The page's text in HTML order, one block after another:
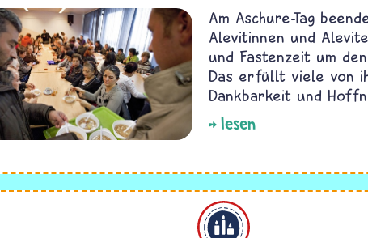
Am Aschure-Tag
Alevitinnen und
und Fastenzeit um
Das erfüllt viele von
Dankbarkeit und
lesen